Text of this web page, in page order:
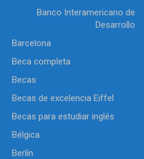
Banco Interamericano de
Desarrollo
Barcelona
Beca completa
Becas
Becas de excelencia Eiffel
Becas para estudiar inglés
Bélgica
Berlín